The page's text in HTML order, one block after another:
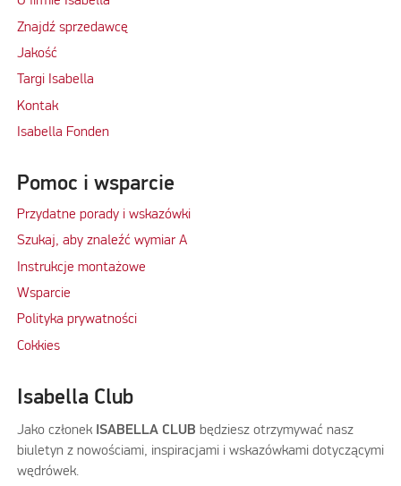
Znajdź sprzedawcę
Jakość
Targi Isabella
Kontak
Isabella Fonden
Pomoc i wsparcie
Przydatne porady i wskazówki
Szukaj, aby znaleźć wymiar A
Instrukcje montażowe
Wsparcie
Polityka prywatności
Cokkies
Isabella Club
Jako członekISABELLA CLUB będziesz otrzymywać nasz
biuletyn z nowościami, inspiracjami i wskazówkami dotyczącymi
wędrówek.